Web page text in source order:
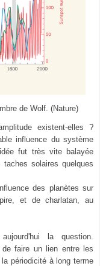
de Wolf. (Nature)
existent-elles ?
influence du système
fut très vite balayée
solaires quelques
des planètes sur
et de charlatan, au
la question.
de faire un lien entre les
périodicité à long terme